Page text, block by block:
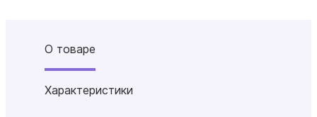
О товаре
Характеристики